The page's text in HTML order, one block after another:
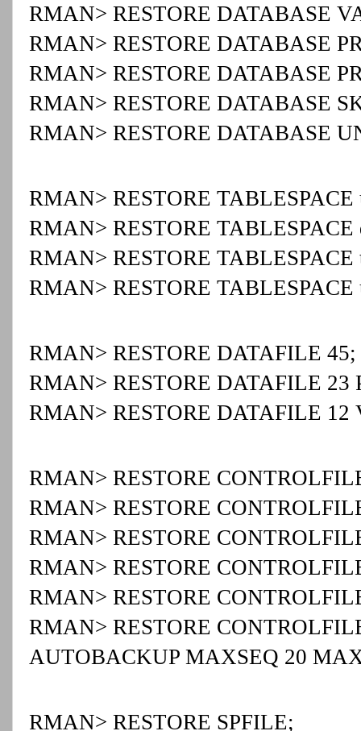
RMAN> RESTORE DATABASE
RMAN> RESTORE DATABASE
RMAN> RESTORE DATABASE
RMAN> RESTORE DATABASE
RMAN> RESTORE DATABASE
RMAN> RESTORE TABLESPACE
RMAN> RESTORE TABLESPACE
RMAN> RESTORE TABLESPACE
RMAN> RESTORE
RMAN> RESTORE DATAFILE 45;
RMAN> RESTORE DATAFILE 23
RMAN> RESTORE DATAFILE 12
RMAN> RESTORE
RMAN> RESTORE
RMAN> RESTORE
RMAN> RESTORE
RMAN> RESTORE
RMAN> RESTORE
AUTOBACKUP MAXSEQ 20
RMAN> RESTORE SPFILE;